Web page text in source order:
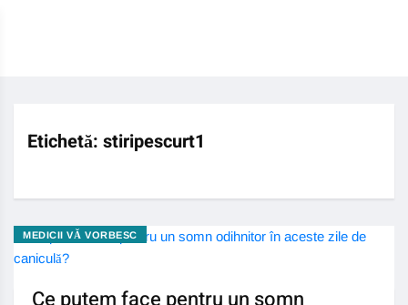
Etichetă: stiripescurt1
MEDICII VĂ VORBESC